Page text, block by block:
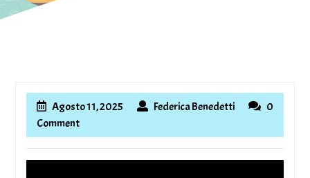
Agosto 11, 2025 Agosto
2025
Federica BenedettiFederica0
Comment